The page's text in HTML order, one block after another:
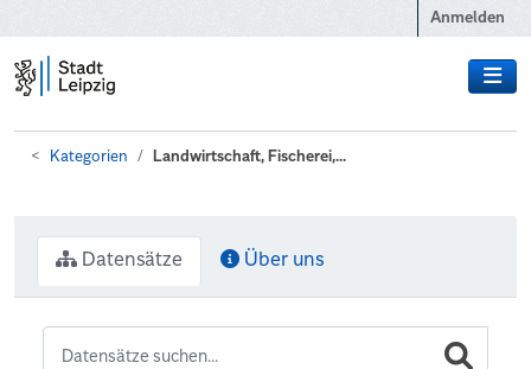
Anmelden
Kategorien Landwirtschaft, Fischerei,...
Datensätze Über uns